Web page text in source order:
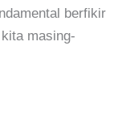
berfikir
masing-